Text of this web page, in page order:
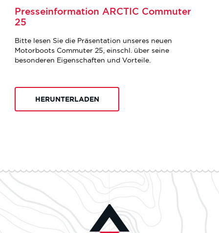
Presseinformation ARCTIC Commuter
25
Bitte lesen Sie die Präsentation unseres neuen
Motorboots Commuter 25, einschl. über seine
besonderen Eigenschaften und Vorteile.
HERUNTERLADEN